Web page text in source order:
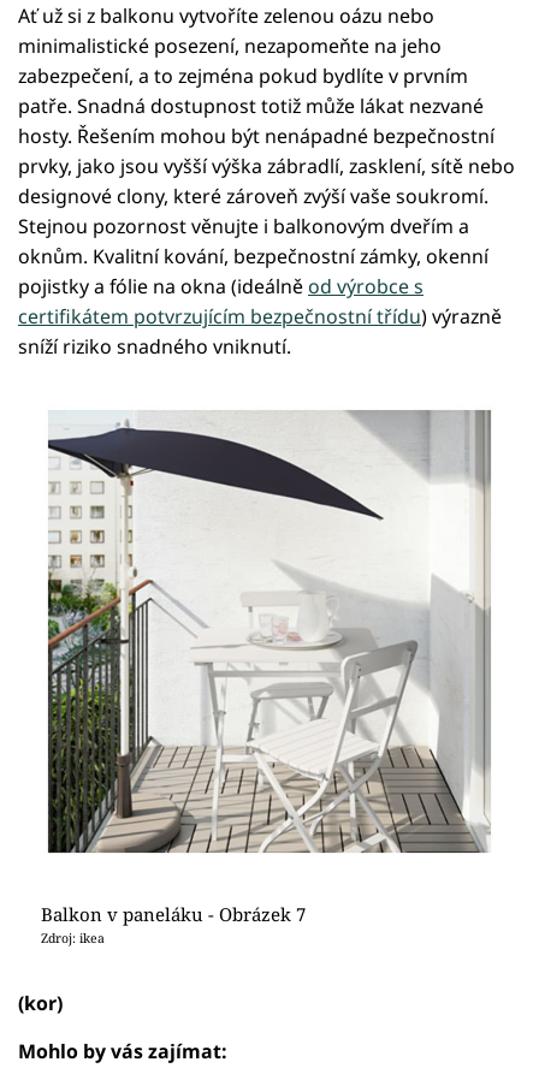
Ať už si z balkonu vytvoříte zelenou oázu nebo
minimalistické posezení, nezapomeňte na jeho
zabezpečení, a to zejména pokud bydlíte v prvním
patře. Snadná dostupnost totiž může lákat nezvané
hosty. Řešením mohou být nenápadné bezpečnostní
prvky, jako jsou vyšší výška zábradlí, zasklení, sítě nebo
designové clony, které zároveň zvýší vaše soukromí.
Stejnou pozornost věnujte i balkonovým dveřím a
oknům. Kvalitní kování, bezpečnostní zámky, okenní
pojistky a fólie na okna (ideálněod výrobce s
certifikátem potvrzujícím bezpečnostní třídu) výrazně
sníží riziko snadného vniknutí.
Balkon v paneláku - Obrázek 7
Zdroj: ikea
(kor)
Mohlo by vás zajímat: